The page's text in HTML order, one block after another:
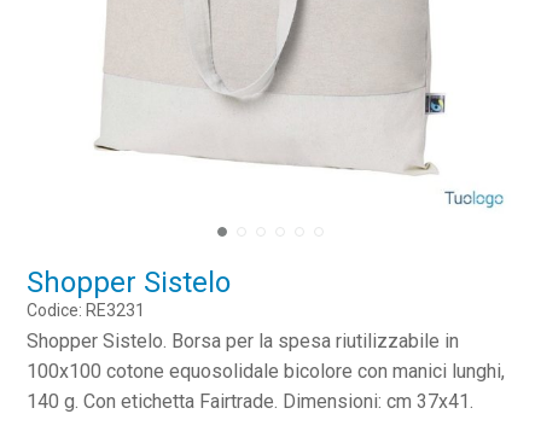
Shopper Sistelo
Codice: RE3231
Shopper Sistelo. Borsa per la spesa riutilizzabile in
100x100 cotone equosolidale bicolore con manici lunghi,
140 g. Con etichetta Fairtrade. Dimensioni: cm 37x41.